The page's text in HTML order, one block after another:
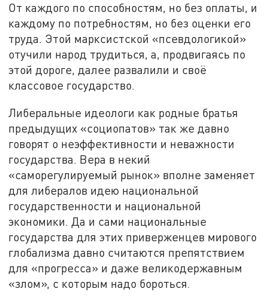
От каждого по способностям, но без оплаты, и
каждому по потребностям, но без оценки его
труда. Этой марксистской «псевдологикой»
отучили народ трудиться, а, продвигаясь по
этой дороге, далее развалили и своё
классовое государство.
Либеральные идеологи как родные братья
предыдущих «социопатов» так же давно
говорят о неэффективности и неважности
государства. Вера в некий
«саморегулируемый рынок» вполне заменяет
для либералов идею национальной
государственности и национальной
экономики. Да и сами национальные
государства для этих приверженцев мирового
глобализма давно считаются препятствием
для «прогресса» и даже великодержавным
«злом», с которым надо бороться.